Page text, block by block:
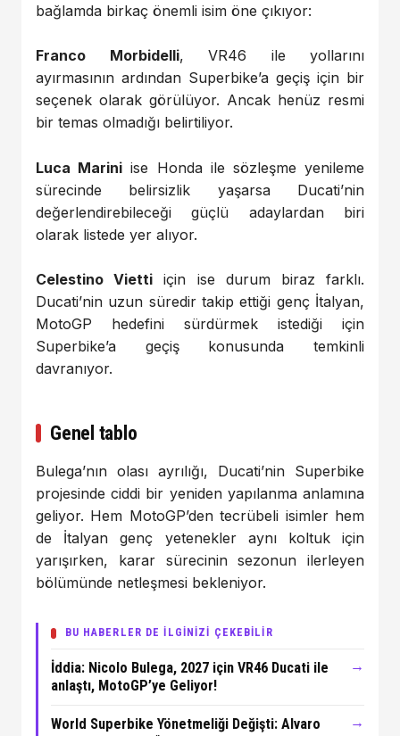
bağlamda birkaç önemli isim öne çıkıyor:
Franco Morbidelli, VR46 ile yollarını
ayırmasının ardından Superbike’a geçiş için bir
seçenek olarak görülüyor. Ancak henüz resmi
bir temas olmadığı belirtiliyor.
Luca Marini ise Honda ile sözleşme yenileme
sürecinde belirsizlik yaşarsa Ducati’nin
değerlendirebileceği güçlü adaylardan biri
olarak listede yer alıyor.
Celestino Vietti için ise durum biraz farklı.
Ducati’nin uzun süredir takip ettiği genç İtalyan,
MotoGP hedefini sürdürmek istediği için
Superbike’a geçiş konusunda temkinli
davranıyor.
Genel tablo
Bulega’nın olası ayrılığı, Ducati’nin Superbike
projesinde ciddi bir yeniden yapılanma anlamına
geliyor. Hem MotoGP’den tecrübeli isimler hem
de İtalyan genç yetenekler aynı koltuk için
yarışırken, karar sürecinin sezonun ilerleyen
bölümünde netleşmesi bekleniyor.
BU HABERLER DE İLGİNİZİ ÇEKEBİLİR
İddia: Nicolo Bulega, 2027 için VR46 Ducati ile
anlaştı, MotoGP’ye Geliyor!
→
World Superbike Yönetmeliği Değişti: Alvaro
→